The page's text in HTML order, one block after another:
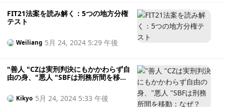
FIT21法案を読み解く：5つの地方分権
テスト
Weiliang 5月 24, 2024 5:29 午後
"善人 "CZは実刑判決にもかかわらず自
由の身、"悪人 "SBFは刑務所間を移
Kikyo 5月 24, 2024 5:33 午後